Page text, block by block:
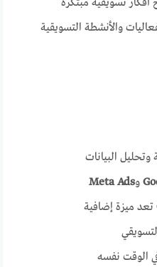
أفكار تسويقية مبتكرة
والأنشطة التسويقية
وتحليل البيانات
وMeta Ads
تعد ميزة إضافية
الوقت نفسه